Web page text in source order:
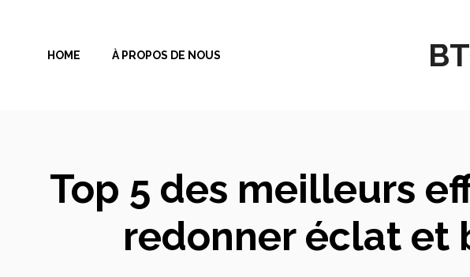
contenuHOME À PROPOS DE NOUS
Top 5 des meilleurs
redonner éclat et